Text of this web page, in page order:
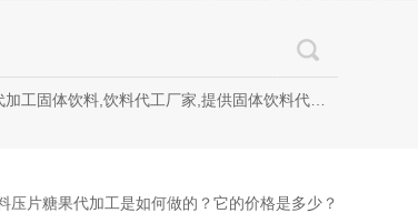
体饮料代加工、液体饮料代加工、压片糖果代加工、方便食品代加工、代餐粉代加工、五谷杂粮粉代加工
压片糖果代加工是如何做的？它的价格是多少？